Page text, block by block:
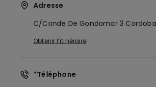
Adresse
C/conde De Gondomar 3
Obtenir l’itinéraire
*Téléphone